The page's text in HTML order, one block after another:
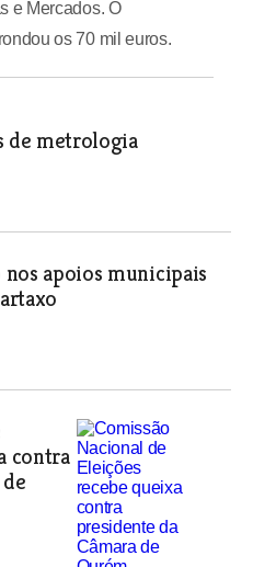
e Mercados. O
os 70 mil euros.
de metrologia
apoios municipais
contra